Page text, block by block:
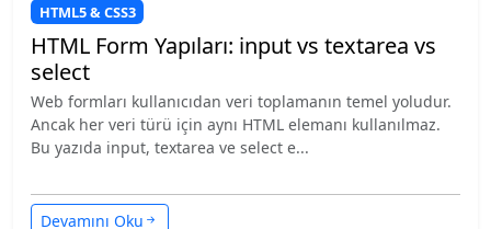
HTML5 & CSS3
HTML Form Yapıları: input vs textarea vs
select
Web formları kullanıcıdan veri toplamanın temel yoludur.
Ancak her veri türü için aynı HTML elemanı kullanılmaz.
Bu yazıda input, textarea ve select e...
Devamını Oku